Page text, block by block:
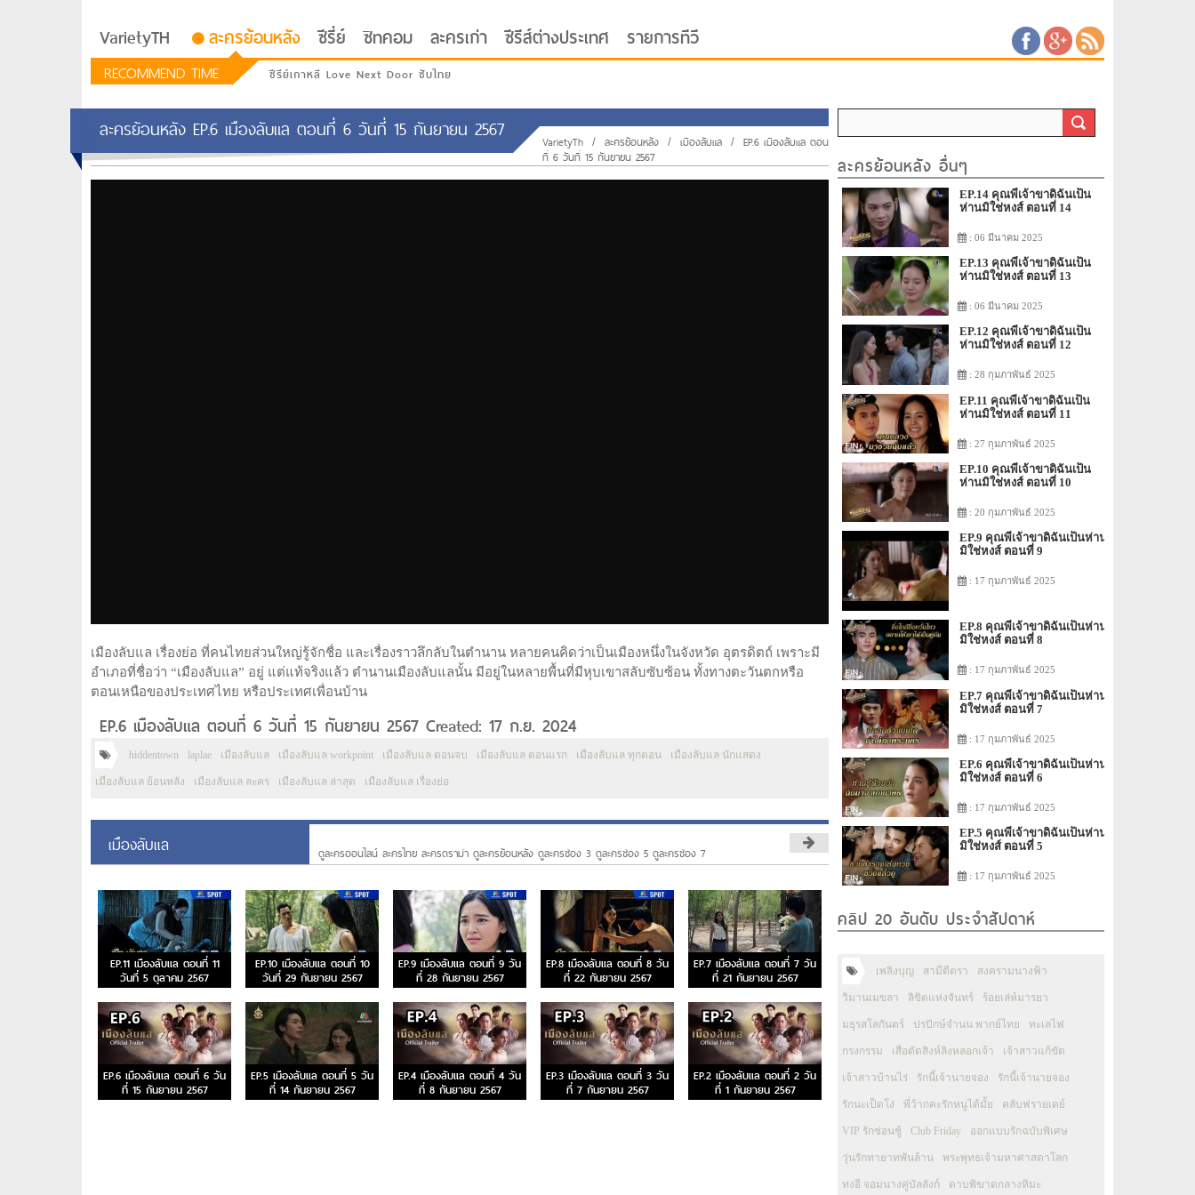
VarietyTH ละครย้อนหลัง ซีรี่ย์ ซิทคอม ละครเก่า ซีรีส์ต่างประเทศ รายการทีวี
RECOMMEND TIME ซีรีย์เกาหลี Love Next Door ซับไทย
ละครย้อนหลัง EP.6 เมืองลับแล ตอนที่ 6 วันที่ 15 กันยายน 2567 VarietyTh / ละครย้อนหลัง / เมืองลับแล / EP.6 เมืองลับแล ตอน
ที่ 6 วันที่ 15 กันยายน 2567
เมืองลับแล เรื่องย่อ ที่คนไทยส่วนใหญ่รู้จักชื่อ และเรื่องราวลึกลับในตำนาน หลายคนคิดว่าเป็นเมืองหนึ่งในจังหวัด อุตรดิตถ์ เพราะมี
อำเภอที่ชื่อว่า “เมืองลับแล” อยู่ แต่แท้จริงแล้ว ตำนานเมืองลับแลนั้น มีอยู่ในหลายพื้นที่มีหุบเขาสลับซับซ้อน ทั้งทางตะวันตกหรือ
ตอนเหนือของประเทศไทย หรือประเทศเพื่อนบ้าน
EP.6 เมืองลับแล ตอนที่ 6 วันที่ 15 กันยายน 2567 Created: 17 ก.ย. 2024
hiddentown laplae เมืองลับแล เมืองลับแล workpoint เมืองลับแล ตอนจบ เมืองลับแล ตอนแรก เมืองลับแล ทุกตอน เมืองลับแล นักแสดง
เมืองลับแล ย้อนหลัง เมืองลับแล ละคร เมืองลับแล ล่าสุด เมืองลับแล เรื่องย่อ
เมืองลับแล ดูละครออนไลน์ ละครไทย ละครดราม่า ดูละครย้อนหลัง ดูละครช่อง 3 ดูละครช่อง 5 ดูละครช่อง 7
EP.11 เมืองลับแล ตอนที่ 11
วันที่ 5 ตุลาคม 2567
EP.10 เมืองลับแล ตอนที่ 10
วันที่ 29 กันยายน 2567
EP.9 เมืองลับแล ตอนที่ 9 วัน
ที่ 28 กันยายน 2567
EP.8 เมืองลับแล ตอนที่ 8 วัน
ที่ 22 กันยายน 2567
EP.7 เมืองลับแล ตอนที่ 7 วัน
ที่ 21 กันยายน 2567
EP.6 เมืองลับแล ตอนที่ 6 วัน
ที่ 15 กันยายน 2567
EP.5 เมืองลับแล ตอนที่ 5 วัน
ที่ 14 กันยายน 2567
EP.4 เมืองลับแล ตอนที่ 4 วัน
ที่ 8 กันยายน 2567
EP.3 เมืองลับแล ตอนที่ 3 วัน
ที่ 7 กันยายน 2567
EP.2 เมืองลับแล ตอนที่ 2 วัน
ที่ 1 กันยายน 2567
ละครย้อนหลัง อื่นๆ
EP.14 คุณพี่เจ้าขาดิฉันเป็น
ห่านมิใช่หงส์ ตอนที่ 14
: 06 มีนาคม 2025
EP.13 คุณพี่เจ้าขาดิฉันเป็น
ห่านมิใช่หงส์ ตอนที่ 13
: 06 มีนาคม 2025
EP.12 คุณพี่เจ้าขาดิฉันเป็น
ห่านมิใช่หงส์ ตอนที่ 12
: 28 กุมภาพันธ์ 2025
EP.11 คุณพี่เจ้าขาดิฉันเป็น
ห่านมิใช่หงส์ ตอนที่ 11
: 27 กุมภาพันธ์ 2025
EP.10 คุณพี่เจ้าขาดิฉันเป็น
ห่านมิใช่หงส์ ตอนที่ 10
: 20 กุมภาพันธ์ 2025
EP.9 คุณพี่เจ้าขาดิฉันเป็นห่าน
มิใช่หงส์ ตอนที่ 9
: 17 กุมภาพันธ์ 2025
EP.8 คุณพี่เจ้าขาดิฉันเป็นห่าน
มิใช่หงส์ ตอนที่ 8
: 17 กุมภาพันธ์ 2025
EP.7 คุณพี่เจ้าขาดิฉันเป็นห่าน
มิใช่หงส์ ตอนที่ 7
: 17 กุมภาพันธ์ 2025
EP.6 คุณพี่เจ้าขาดิฉันเป็นห่าน
มิใช่หงส์ ตอนที่ 6
: 17 กุมภาพันธ์ 2025
EP.5 คุณพี่เจ้าขาดิฉันเป็นห่าน
มิใช่หงส์ ตอนที่ 5
: 17 กุมภาพันธ์ 2025
คลิป 20 อันดับ ประจำสัปดาห์
เพลิงบุญ สามีตีตรา สงครามนางฟ้า
วิมานเมขลา ลิขิตแห่งจันทร์ ร้อยเล่ห์มารยา
มธุรสโลกันตร์ ปรปักษ์จำนน พากย์ไทย ทะเลไฟ
กรงกรรม เสือตัดสิงห์ลิงหลอกเจ้า เจ้าสาวแก้ขัด
เจ้าสาวบ้านไร่ รักนี้เจ้านายจอง รักนี้เจ้านายจอง
รักนะเป็ดโง่ พี่ว้ากคะรักหนูได้มั้ย คลับฟรายเดย์
VIP รักซ่อนชู้ Club Friday ออกแบบรักฉบับพิเศษ
วุ่นรักทายาทพันล้าน พระพุทธเจ้ามหาศาสดาโลก
ทงอี จอมนางคู่บัลลังก์ ดาบพิฆาตกลางหิมะ